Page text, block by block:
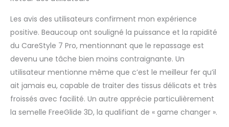
Les avis des utilisateurs confirment mon expérience
positive. Beaucoup ont souligné la puissance et la rapidité
du CareStyle 7 Pro, mentionnant que le repassage est
devenu une tâche bien moins contraignante. Un
utilisateur mentionne même que c’est le meilleur fer qu’il
ait jamais eu, capable de traiter des tissus délicats et très
froissés avec facilité. Un autre apprécie particulièrement
la semelle FreeGlide 3D, la qualifiant de « game changer ».